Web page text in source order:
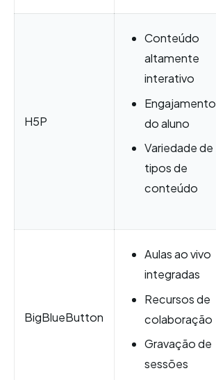
H5P
Conteúdo
altamente
interativo
Engajamento
do aluno
Variedade de
tipos de
conteúdo
BigBlueButton
Aulas ao vivo
integradas
Recursos de
colaboração
Gravação de
sessões